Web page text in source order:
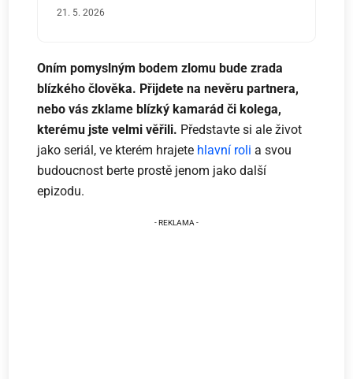
21. 5. 2026
Oním pomyslným bodem zlomu bude zrada
blízkého člověka. Přijdete na nevěru partnera,
nebo vás zklame blízký kamarád či kolega,
kterému jste velmi věřili. Představte si ale život
jako seriál, ve kterém hrajete hlavní roli a svou
budoucnost berte prostě jenom jako další
epizodu.